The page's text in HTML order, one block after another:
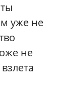
уже не
не